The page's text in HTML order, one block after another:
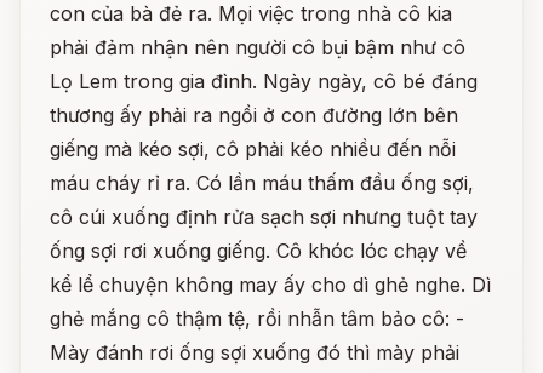
con của bà đẻ ra. Mọi việc trong nhà cô kia
phải đảm nhận nên người cô bụi bậm như cô
Lọ Lem trong gia đình. Ngày ngày, cô bé đáng
thương ấy phải ra ngồi ở con đường lớn bên
giếng mà kéo sợi, cô phải kéo nhiều đến nỗi
máu cháy rỉ ra. Có lần máu thấm đầu ống sợi,
cô cúi xuống định rửa sạch sợi nhưng tuột tay
ống sợi rơi xuống giếng. Cô khóc lóc chạy về
kể lể chuyện không may ấy cho dì ghẻ nghe. Dì
ghẻ mắng cô thậm tệ, rồi nhẫn tâm bảo cô: -
Mày đánh rơi ống sợi xuống đó thì mày phải